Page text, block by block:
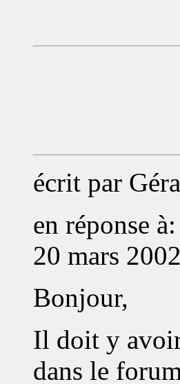
écrit par
en réponse à:
20 mars
Bonjour,
Il doit y
dans le